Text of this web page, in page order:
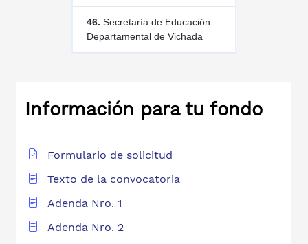
46. Secretaría de Educación
Departamental de Vichada
Información para tu fondo
Formulario de solicitud
Texto de la convocatoria
Adenda Nro. 1
Adenda Nro. 2